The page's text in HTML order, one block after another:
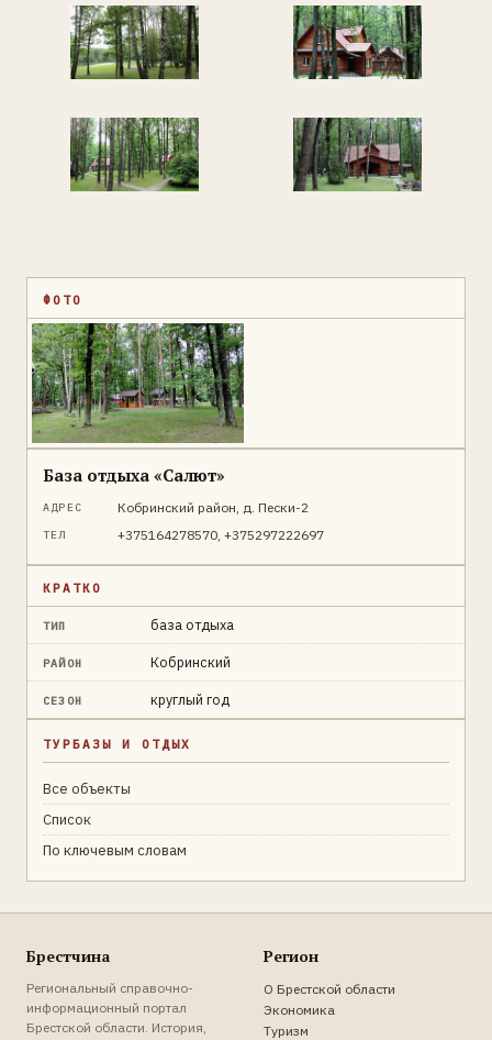
ФОТО
База отдыха «Салют»
АДРЕС Кобринский район, д. Пески-2
ТЕЛ +375164278570, +375297222697
КРАТКО
ТИП база отдыха
РАЙОН Кобринский
СЕЗОН круглый год
ТУРБАЗЫ И ОТДЫХ
Все объекты
Список
По ключевым словам
Брестчина
Региональный справочно-
информационный портал
Брестской области. История,
Регион
О Брестской области
Экономика
Туризм